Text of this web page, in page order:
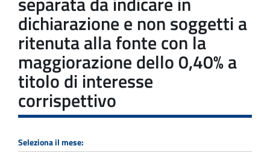
dichiarazione e non soggetti a
ritenuta alla fonte con la
maggiorazione dello 0,40% a
titolo di interesse
corrispettivo
Seleziona il mese: